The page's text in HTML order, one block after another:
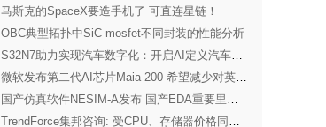
马斯克的SpaceX要造手机了 可直连星链！
OBC典型拓扑中SiC mosfet不同封装的性能分析
S32N7助力实现汽车数字化：开启AI定义汽车新时代
微软发布第二代AI芯片Maia 200 希望减少对英伟达依赖
国产仿真软件NESIM-A发布 国产EDA重要里程碑
TrendForce集邦咨询: 受CPU、存储器价格同步上涨压力，预估2026年第一季度笔电出货量将季减14.8%